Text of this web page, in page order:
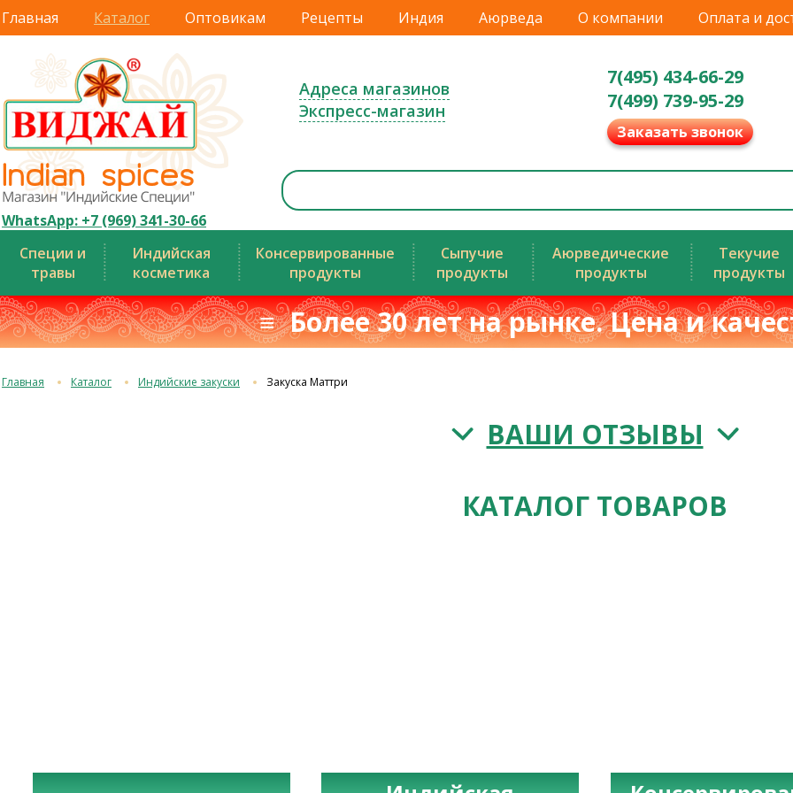
Главная Каталог Оптовикам Рецепты Индия Аюрведа О компании Оплата и
WhatsApp: +7 (969) 341-30-66
Адреса магазинов
Экспресс-магазин
7(495) 434-66-29
7(499) 739-95-29
Заказать звонок
Специи и
травы
Индийская
косметика
Консервированные
продукты
Сыпучие
продукты
Аюрведические
продукты
Текучие
продукты
≡ Более 30 лет на рынке. Цена и
Главная Каталог Индийские закуски Закуска Маттри
ВАШИ ОТЗЫВЫ
КАТАЛОГ ТОВАРОВ